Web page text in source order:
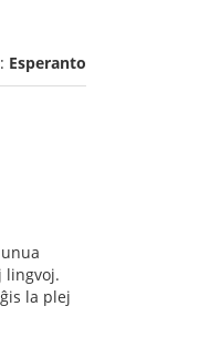
Esperanto
lingvoj.
la plej